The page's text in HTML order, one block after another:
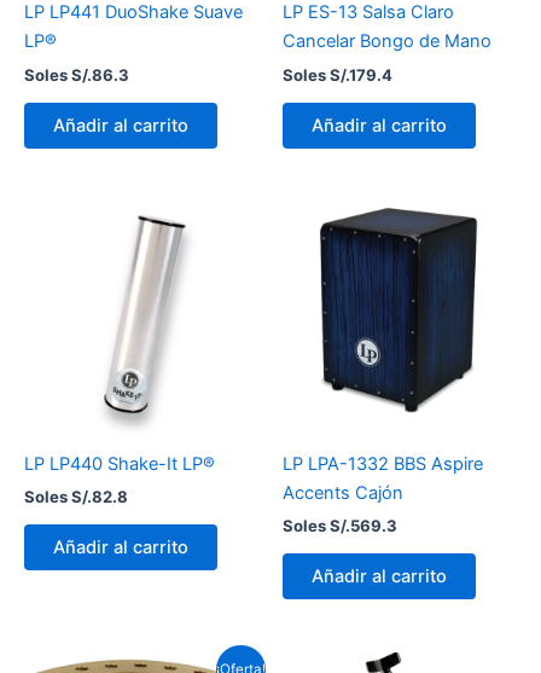
LP LP441 DuoShake Suave
LP®
Soles S/.86.3
Añadir al carrito
LP ES-13 Salsa Claro
Cancelar Bongo de Mano
Soles S/.179.4
Añadir al carrito
LP LP440 Shake-It LP®
Soles S/.82.8
Añadir al carrito
LP LPA-1332 BBS Aspire
Accents Cajón
Soles S/.569.3
Añadir al carrito
¡Oferta!
El
El